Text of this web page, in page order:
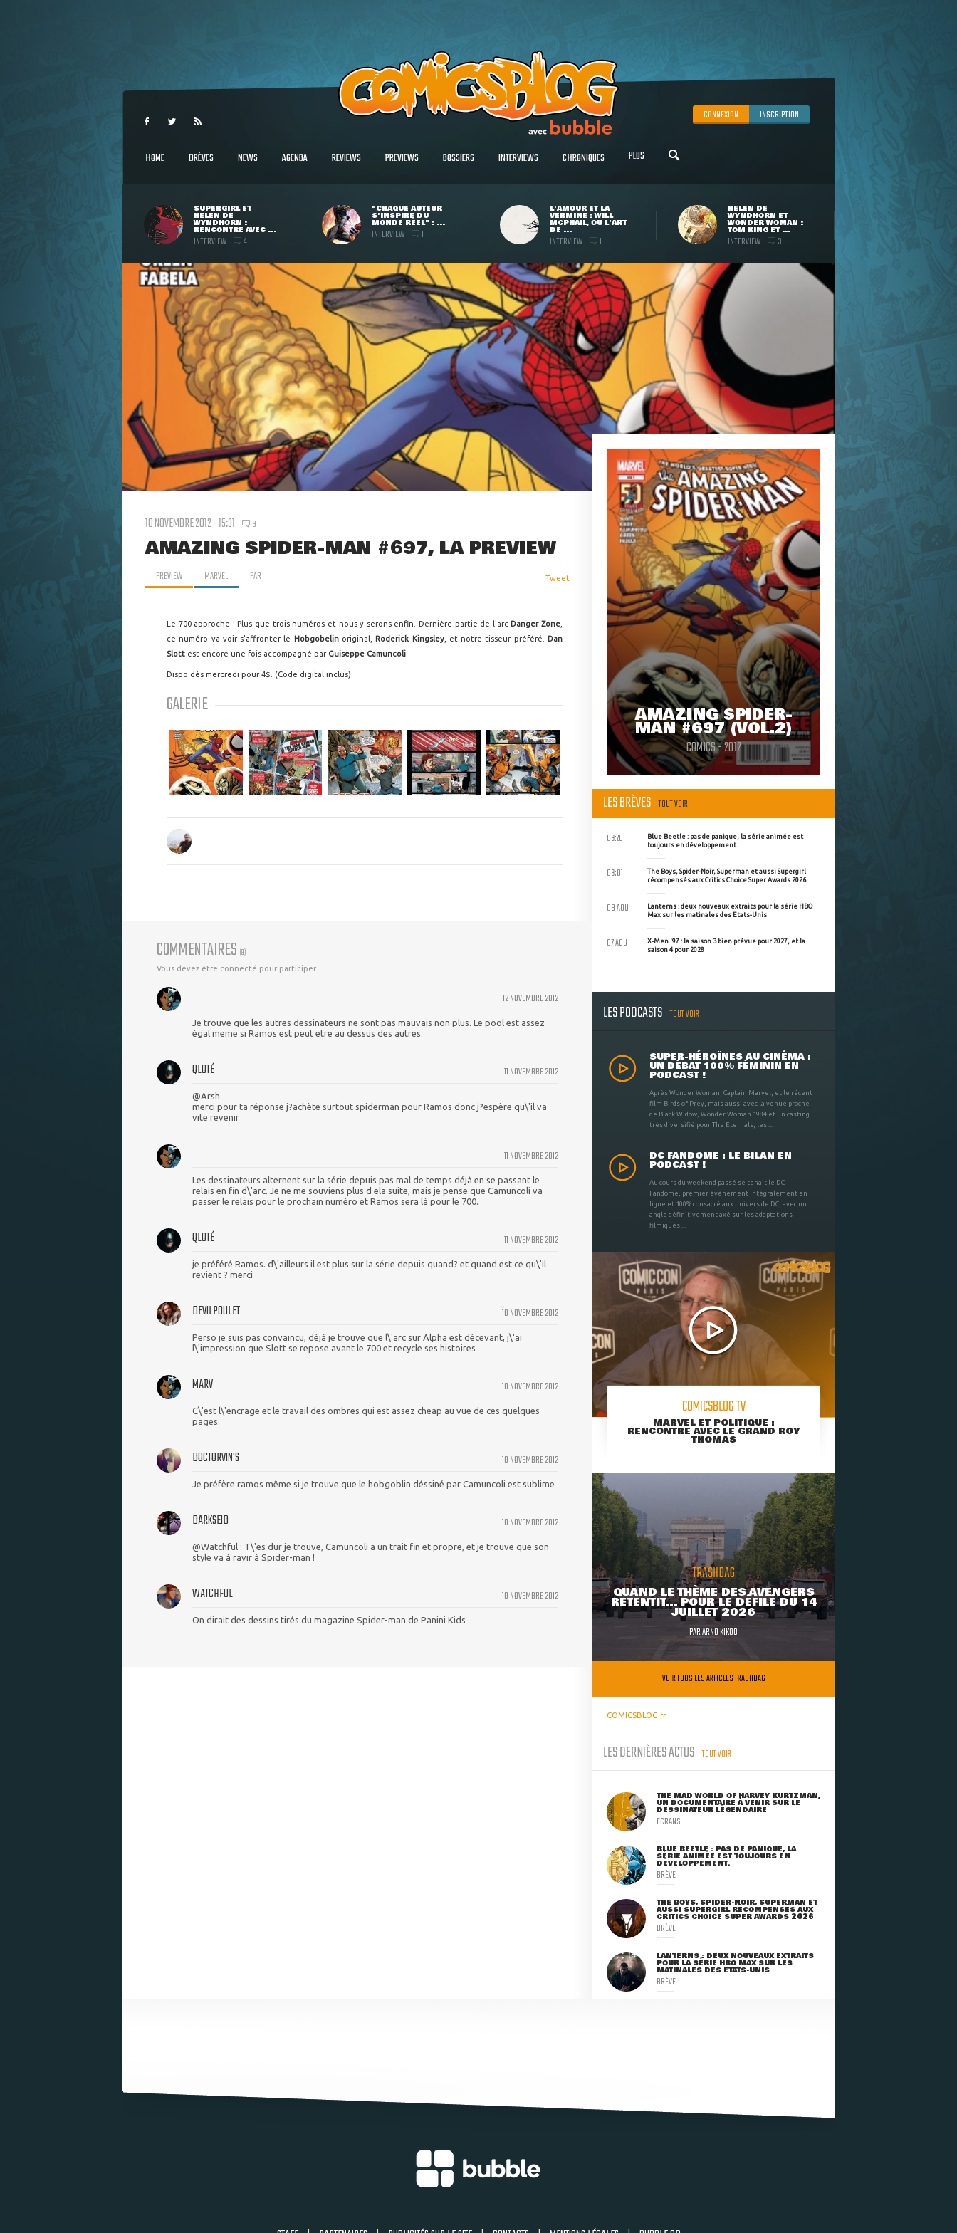
CONNEXION INSCRIPTION
HOME BRÈVES NEWS AGENDA REVIEWS PREVIEWS DOSSIERS INTERVIEWS CHRONIQUES PLUS
SUPERGIRL ET
HELEN DE
WYNDHORN :
RENCONTRE AVEC ...
INTERVIEW 4
"CHAQUE AUTEUR
S'INSPIRE DU
MONDE RÉEL" : ...
INTERVIEW 1
L'AMOUR ET LA
VERMINE : WILL
MCPHAIL, OU L'ART
DE ...
INTERVIEW 1
HELEN DE
WYNDHORN ET
WONDER WOMAN :
TOM KING ET ...
INTERVIEW 3
10 NOVEMBRE 2012 - 15:31 9
AMAZING SPIDER-MAN #697, LA PREVIEW
PREVIEW MARVEL PAR Tweet
Le 700 approche ! Plus que trois numéros et nous y serons enfin. Dernière partie de l'arc Danger Zone
ce numéro va voir s'affronter le Hobgobelin original, Roderick Kingsley, et notre tisseur préféré. Dan
Slott est encore une fois accompagné par Guiseppe Camuncoli
Dispo dès mercredi pour 4$. (Code digital inclus)
GALERIE
COMMENTAIRES (9)
Vous devez être connecté pour participer
12 NOVEMBRE 2012
Je trouve que les autres dessinateurs ne sont pas mauvais non plus. Le pool est assez
égal meme si Ramos est peut etre au dessus des autres.
11 NOVEMBRE 2012
QLOTÉ
@Arsh
merci pour ta réponse j?achète surtout spiderman pour Ramos donc j?espère qu\'il va
vite revenir
11 NOVEMBRE 2012
Les dessinateurs alternent sur la série depuis pas mal de temps déjà en se passant le
relais en fin d\'arc. Je ne me souviens plus d ela suite, mais je pense que Camuncoli va
passer le relais pour le prochain numéro et Ramos sera là pour le 700.
11 NOVEMBRE 2012
QLOTÉ
je préféré Ramos. d\'ailleurs il est plus sur la série depuis quand? et quand est ce qu\'il
revient ? merci
10 NOVEMBRE 2012
DEVILPOULET
Perso je suis pas convaincu, déjà je trouve que l\'arc sur Alpha est décevant, j\'ai
l\'impression que Slott se repose avant le 700 et recycle ses histoires
10 NOVEMBRE 2012
MARV
C\'est l\'encrage et le travail des ombres qui est assez cheap au vue de ces quelques
pages.
10 NOVEMBRE 2012
DOCTORVIN'S
Je préfère ramos même si je trouve que le hobgoblin déssiné par Camuncoli est sublime
10 NOVEMBRE 2012
DARKSEID
@Watchful : T\'es dur je trouve, Camuncoli a un trait fin et propre, et je trouve que son
style va à ravir à Spider-man !
10 NOVEMBRE 2012
WATCHFUL
On dirait des dessins tirés du magazine Spider-man de Panini Kids .
AMAZING SPIDER-
MAN #697 (VOL.2)
COMICS - 2012
LES BRÈVES TOUT VOIR
Blue Beetle : pas de panique, la série animée est
toujours en développement.
09:20
The Boys, Spider-Noir, Superman et aussi Supergirl
récompensés aux Critics Choice Super Awards 2026
09:01
Lanterns : deux nouveaux extraits pour la série HBO
Max sur les matinales des Etats-Unis
08 AOU
X-Men '97 : la saison 3 bien prévue pour 2027, et la
saison 4 pour 2028
07 AOU
LES PODCASTS TOUT VOIR
SUPER-HÉROÏNES AU CINÉMA :
UN DÉBAT 100% FÉMININ EN
PODCAST !
Après Wonder Woman, Captain Marvel, et le récent
film Birds of Prey, mais aussi avec la venue proche
de Black Widow, Wonder Woman 1984 et un casting
très diversifié pour The Eternals, les ...
DC FANDOME : LE BILAN EN
PODCAST !
Au cours du weekend passé se tenait le DC
Fandome, premier évènement intégralement en
ligne et 100% consacré aux univers de DC, avec un
angle définitivement axé sur les adaptations
filmiques ...
COMICSBLOG TV
MARVEL ET POLITIQUE :
RENCONTRE AVEC LE GRAND ROY
THOMAS
TRASHBAG
QUAND LE THÈME DES AVENGERS
RETENTIT... POUR LE DÉFILÉ DU 14
JUILLET 2026
PARARNO KIKOO
VOIR TOUS LES ARTICLES TRASHBAG
COMICSBLOG.fr
LES DERNIÈRES ACTUS TOUT VOIR
THE MAD WORLD OF HARVEY KURTZMAN,
UN DOCUMENTAIRE À VENIR SUR LE
DESSINATEUR LÉGENDAIRE
ECRANS
BLUE BEETLE : PAS DE PANIQUE, LA
SÉRIE ANIMÉE EST TOUJOURS EN
DÉVELOPPEMENT.
BRÈVE
THE BOYS, SPIDER-NOIR, SUPERMAN ET
AUSSI SUPERGIRL RÉCOMPENSÉS AUX
CRITICS CHOICE SUPER AWARDS 2026
BRÈVE
LANTERNS : DEUX NOUVEAUX EXTRAITS
POUR LA SÉRIE HBO MAX SUR LES
MATINALES DES ETATS-UNIS
BRÈVE